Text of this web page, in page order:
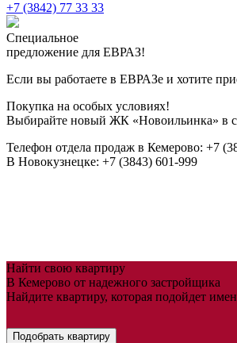
+7 (3842) 77 33 33
Специальное
предложение для ЕВРАЗ!
Если вы работаете в ЕВРАЗе и хотите
Покупка на особых условиях!
Выбирайте новый ЖК «Новоильинка» в
Телефон отдела продаж в Кемерово: +7
В Новокузнецке: +7 (3843) 601-999
Найти свою квартиру
В Кемерово от надежного застройщика
Найдите квартиру, которая подойдет
Подобрать квартиру